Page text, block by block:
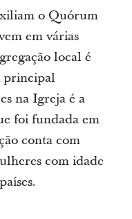
o Quórum
em várias
local é
principal
na Igreja é a
foi fundada em
conta com
com idade